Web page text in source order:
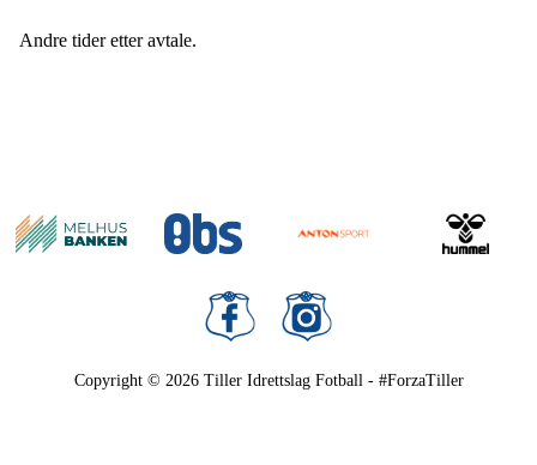
Andre tider etter avtale.
Copyright © 2026 Tiller Idrettslag Fotball - #ForzaTiller